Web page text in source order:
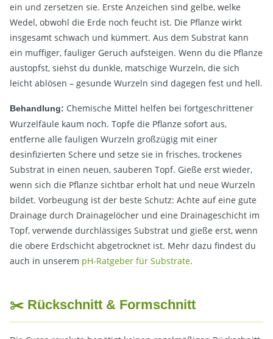
ein und zersetzen sie. Erste Anzeichen sind gelbe, welke
Wedel, obwohl die Erde noch feucht ist. Die Pflanze wirkt
insgesamt schwach und kümmert. Aus dem Substrat kann
ein muffiger, fauliger Geruch aufsteigen. Wenn du die Pflanze
austopfst, siehst du dunkle, matschige Wurzeln, die sich
leicht ablösen – gesunde Wurzeln sind dagegen fest und hell.
Behandlung: Chemische Mittel helfen bei fortgeschrittener
Wurzelfäule kaum noch. Topfe die Pflanze sofort aus,
entferne alle fauligen Wurzeln großzügig mit einer
desinfizierten Schere und setze sie in frisches, trockenes
Substrat in einen neuen, sauberen Topf. Gieße erst wieder,
wenn sich die Pflanze sichtbar erholt hat und neue Wurzeln
bildet. Vorbeugung ist der beste Schutz: Achte auf eine gute
Drainage durch Drainagelöcher und eine Drainageschicht im
Topf, verwende durchlässiges Substrat und gieße erst, wenn
die obere Erdschicht abgetrocknet ist. Mehr dazu findest du
auch in unserem pH-Ratgeber für Substrate.
✂️ Rückschnitt & Formschnitt